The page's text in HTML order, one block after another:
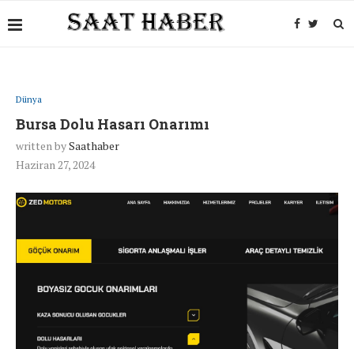
Dünya
Bursa Dolu Hasarı Onarımı
written bySaathaber
Haziran 27, 2024